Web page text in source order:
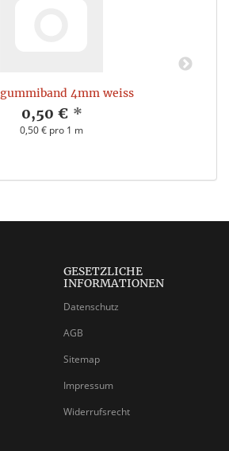
4mm weiss
0,50 € *
0,50 € pro 1 m
GESETZLICHE
INFORMATIONEN
Datenschutz
AGB
Sitemap
Impressum
Widerrufsrecht